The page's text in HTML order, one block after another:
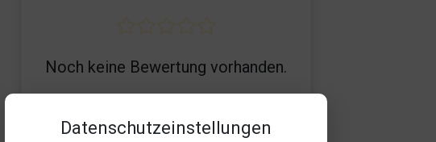
Datenschutzeinstellungen
Noch keine Bewertung vorhanden.